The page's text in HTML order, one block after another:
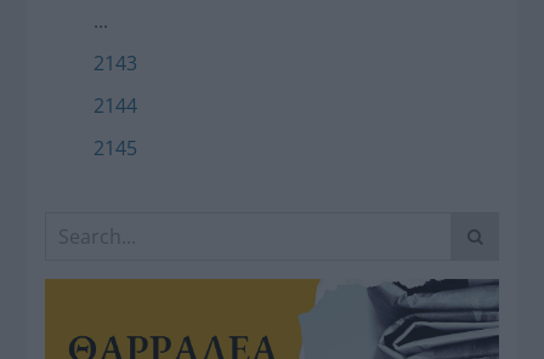
...
2143
2144
2145